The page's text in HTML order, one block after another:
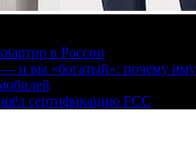
в России
— и вы «богатый»: почему
сертификацию FCC